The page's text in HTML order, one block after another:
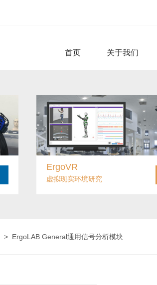
首页 关于我们
ErgoVR
虚拟现实环境研究
> ErgoLAB General通用信号分析模块